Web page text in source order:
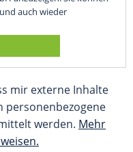
auch wieder
mir externe Inhalte
personenbezogene
werden. Mehr